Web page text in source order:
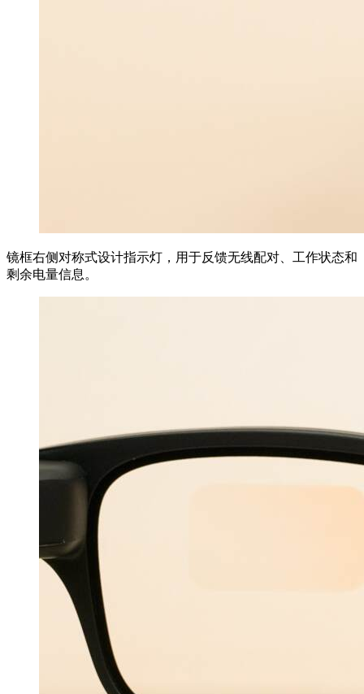
镜框右侧对称式设计指示灯，用于反馈无线配对、工作状态和
剩余电量信息。